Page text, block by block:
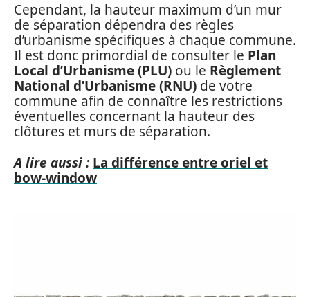
Cependant, la hauteur maximum d’un mur
de séparation dépendra des règles
d’urbanisme spécifiques à chaque commune.
Il est donc primordial de consulter le Plan
Local d’Urbanisme (PLU) ou le Règlement
National d’Urbanisme (RNU) de votre
commune afin de connaître les restrictions
éventuelles concernant la hauteur des
clôtures et murs de séparation.
A lire aussi : La différence entre oriel et
bow-window